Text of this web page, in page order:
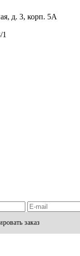
д. 3, корп. 5А
заказ